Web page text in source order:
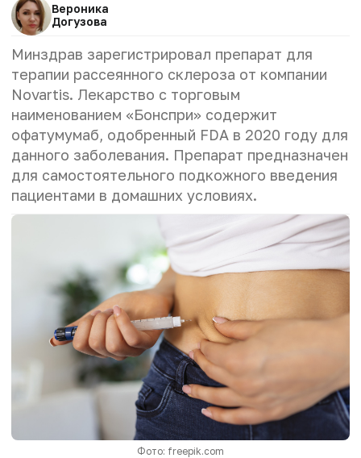
Вероника
Догузова
Минздрав зарегистрировал препарат для
терапии рассеянного склероза от компании
Novartis. Лекарство с торговым
наименованием «Бонспри» содержит
офатумумаб, одобренный FDA в 2020 году для
данного заболевания. Препарат предназначен
для самостоятельного подкожного введения
пациентами в домашних условиях.
Фото: freepik.com